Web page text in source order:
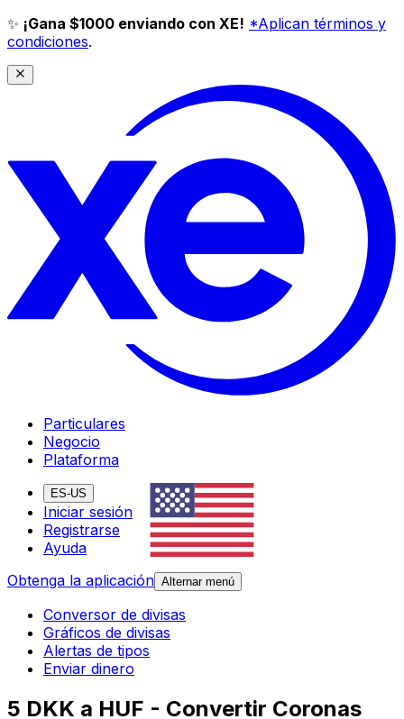
✨ ¡Gana $1000 enviando con XE! *Aplican términos y
condiciones.
Particulares
Negocio
Plataforma
ES-US
Iniciar sesión
Registrarse
Ayuda
Obtenga la aplicación Alternar menú
Conversor de divisas
Gráficos de divisas
Alertas de tipos
Enviar dinero
5 DKK a HUF - Convertir Coronas